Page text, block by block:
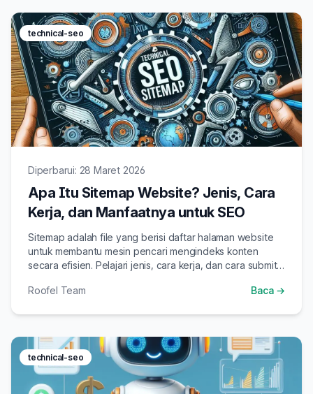
technical-seo
Diperbarui: 28 Maret 2026
Apa Itu Sitemap Website? Jenis, Cara
Kerja, dan Manfaatnya untuk SEO
Sitemap adalah file yang berisi daftar halaman website
untuk membantu mesin pencari mengindeks konten
secara efisien. Pelajari jenis, cara kerja, dan cara submit
Roofel Team
Baca →
technical-seo